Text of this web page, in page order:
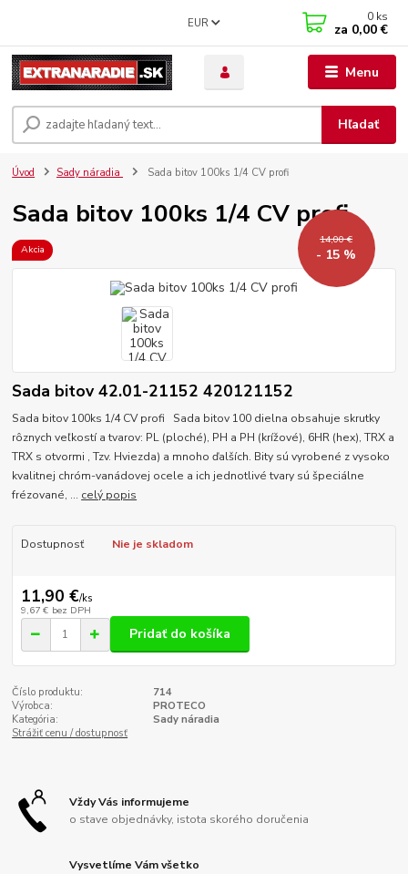
Menu
EUR
Hľadať
0 ks
za 0,00 €
Úvod Sady náradia Sada bitov 100ks 1/4 CV profi
Sada bitov 100ks 1/4 CV profi
Akcia
14,00 €
- 15 %
Sada bitov 42.01-21152 420121152
Sada bitov 100ks 1/4 CV profi Sada bitov 100 dielna obsahuje skrutky
rôznych veľkostí a tvarov: PL (ploché), PH a PH (krížové), 6HR (hex), TRX a
TRX s otvormi , Tzv. Hviezda) a mnoho ďalších. Bity sú vyrobené z vysoko
kvalitnej chróm-vanádovej ocele a ich jednotlivé tvary sú špeciálne
frézované, ... celý popis
Dostupnosť Nie je skladom
11,90 €/ks
9,67 € bez DPH
Pridať do košíka
Číslo produktu:
714
Výrobca:
PROTECO
Kategória:
Sady náradia
Strážiť cenu / dostupnosť
Vždy Vás informujeme
o stave objednávky, istota skorého doručenia
Vysvetlíme Vám všetko